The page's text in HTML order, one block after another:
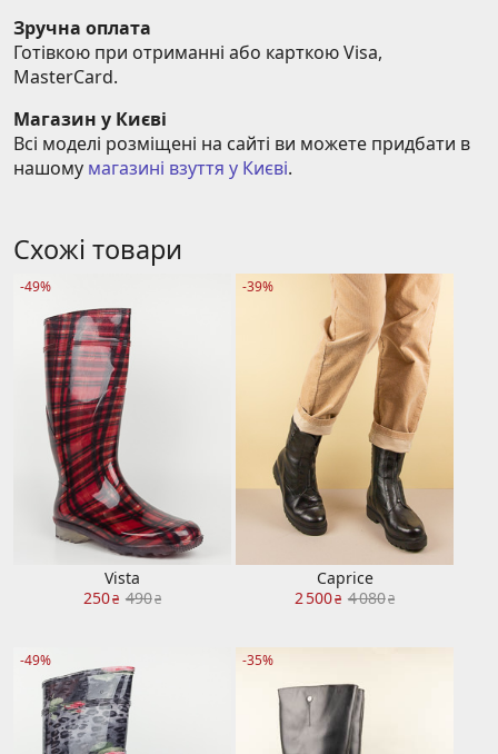
Зручна оплата
Готівкою при отриманні або карткою Visa,
MasterCard.
Магазин у Києві
Всі моделі розміщені на сайті ви можете придбати в
нашому магазині взуття у Києві.
Схожі товари
-49%
Vista
250₴ 490₴
-39%
Caprice
2 500₴ 4 080₴
-49% -35%